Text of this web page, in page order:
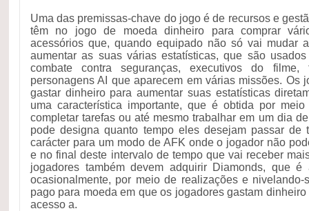
Uma das premissas-chave do jogo é de recursos e
têm no jogo de moeda dinheiro para comprar
acessórios que, quando equipado não só vai mudar
aumentar as suas várias estatísticas, que são
combate contra seguranças, executivos do
personagens AI que aparecem em várias missões. Os
gastar dinheiro para aumentar suas estatísticas
uma característica importante, que é obtida por meio
completar tarefas ou até mesmo trabalhar em um dia
pode designa quanto tempo eles desejam passar de
carácter para um modo de AFK onde o jogador não
e no final deste intervalo de tempo que vai receber
jogadores também devem adquirir Diamonds, que
ocasionalmente, por meio de realizações e nivelando-
pago para moeda em que os jogadores gastam
acesso a.